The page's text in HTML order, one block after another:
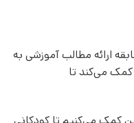
با بیش از 10 سال سابقه ارائه مطالب آموزشی به
کمک می‌کند تا